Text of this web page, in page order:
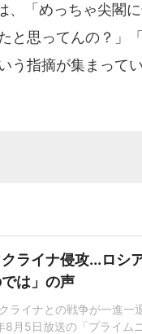
、「めっちゃ尖閣
と思ってんの？」
う指摘が集まってい
クライナ侵攻...ロシ
は」の声
ライナとの戦争が一進一
8月5日放送の「プライム